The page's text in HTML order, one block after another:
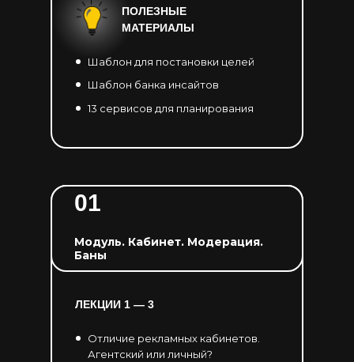
ПОЛЕЗНЫЕ
МАТЕРИАЛЫ
Шаблон банка инсайтов
Шаблон для постановки целей
13 сервисов для планирования
Модуль. Кабинет. Модерация.
Баны
ЛЕКЦИИ 1 — 3
Отличие рекламных кабинетов.
Агентский или личный?
01